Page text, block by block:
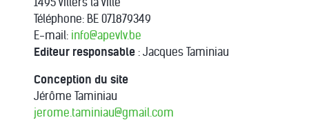
Téléphone: BE 071879349
E-mail: info@apevlv.be
Editeur responsable : Jacques Taminiau
Conception du site
Jérôme Taminiau
jerome.taminiau@gmail.com